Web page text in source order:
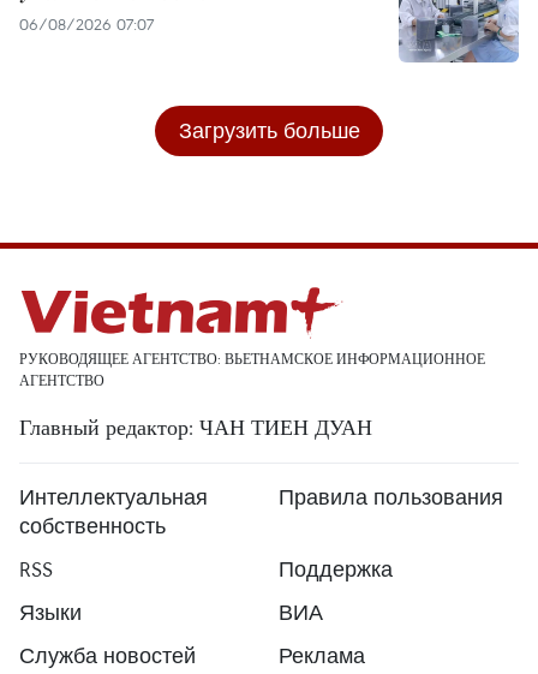
06/08/2026 07:07
Загрузить больше
РУКОВОДЯЩЕЕ АГЕНТСТВО: ВЬЕТНАМСКОЕ ИНФОРМАЦИОННОЕ
АГЕНТСТВО
Главный редактор: ЧАН ТИЕН ДУАН
Интеллектуальная
собственность
Правила пользования
RSS
Поддержка
Языки
ВИА
Служба новостей
Реклама